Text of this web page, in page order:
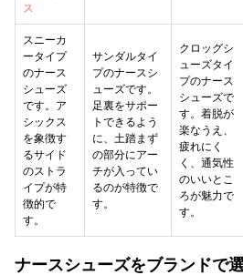
ス
スニーカ
ータイプ
のナース
シューズ
です。ア
シックス
を象徴す
るサイド
のストラ
イプが特
徴的で
す。
サンダルタイ
プのナースシ
ューズです。
足裏をサポー
トできるよう
に、土踏まず
の部分にアー
チが入ってい
るのが特徴で
す。
クロッグシ
ューズタイ
プのナース
シューズで
す。着脱が
楽なうえ、
疲れにく
く、通気性
のいいとこ
ろが魅力で
す。
ナースシューズをブランドで